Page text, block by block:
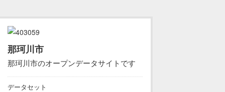
那珂川市
那珂川市のオープンデータサイトです
データセット